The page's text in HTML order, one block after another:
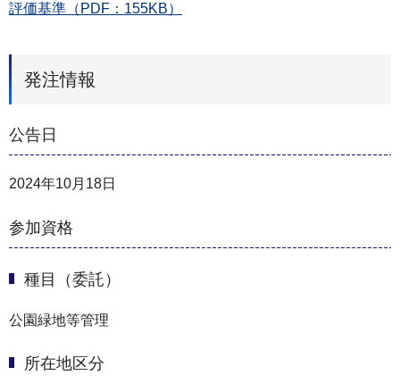
評価基準（PDF：155KB）
発注情報
公告日
2024年10月18日
参加資格
種目（委託）
公園緑地等管理
所在地区分